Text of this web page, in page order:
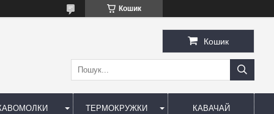
Кошик
Кошик
ТЕРМОКРУЖКИ КАВАЧАЙ